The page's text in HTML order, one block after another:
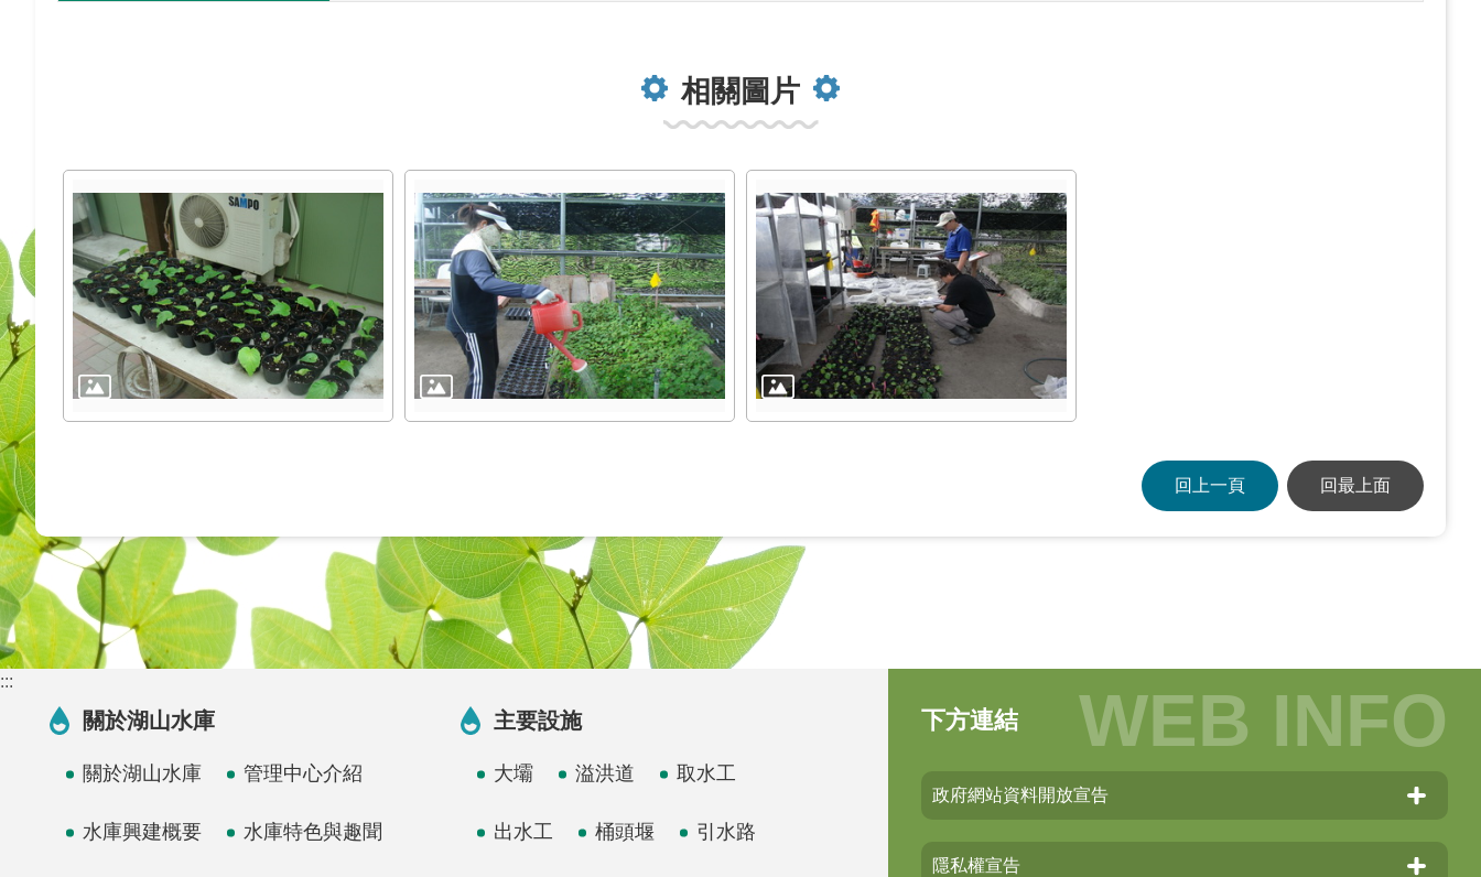
相關圖片
回上一頁 回最上面
:::
關於湖山水庫
關於湖山水庫 管理中心介紹
水庫興建概要 水庫特色與趣聞
主要設施
大壩 溢洪道 取水工
出水工 桶頭堰 引水路
下方連結
政府網站資料開放宣告
隱私權宣告